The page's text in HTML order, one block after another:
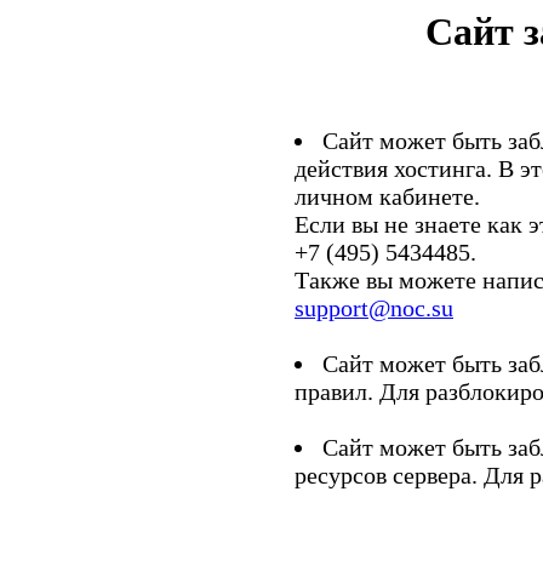
Сайт
Сайт может быть
действия хостинга. В
личном кабинете.
Если вы не знаете как
+7 (495) 5434485.
Также вы можете
support@noc.su
Сайт может быть
правил. Для
Сайт может быть
ресурсов сервера. Для